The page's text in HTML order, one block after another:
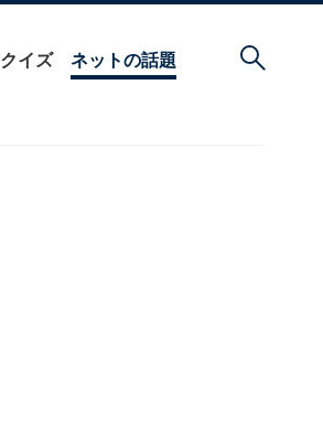
クイズ ネットの話題